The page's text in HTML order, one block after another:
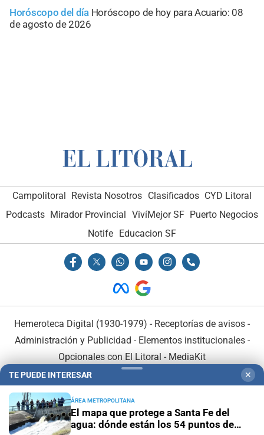
Horóscopo del día Horóscopo de hoy para Acuario: 08
de agosto de 2026
Campolitoral Revista Nosotros Clasificados CYD Litoral
Podcasts Mirador Provincial VivíMejor SF Puerto Negocios
Notife Educacion SF
Hemeroteca Digital (1930-1979) - Receptorías de avisos -
Administración y Publicidad - Elementos institucionales-
Opcionales con El Litoral - MediaKit
TE PUEDE INTERESAR ✕
ÁREA METROPOLITANA
El mapa que protege a Santa Fe del
agua: dónde están los 54 puntos de